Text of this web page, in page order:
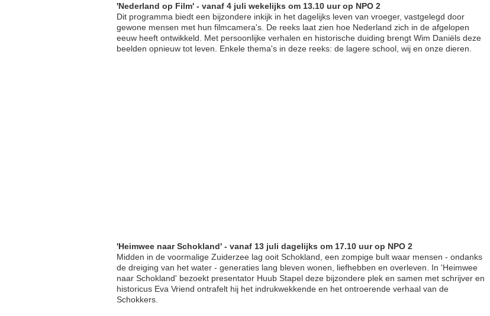
'Nederland op Film' - vanaf 4 juli wekelijks om 13.10 uur op NPO 2
Dit programma biedt een bijzondere inkijk in het dagelijks leven van vroeger, vastgelegd door
gewone mensen met hun filmcamera's. De reeks laat zien hoe Nederland zich in de afgelopen
eeuw heeft ontwikkeld. Met persoonlijke verhalen en historische duiding brengt Wim Daniëls deze
beelden opnieuw tot leven. Enkele thema's in deze reeks: de lagere school, wij en onze dieren.
'Heimwee naar Schokland' - vanaf 13 juli dagelijks om 17.10 uur op NPO 2
Midden in de voormalige Zuiderzee lag ooit Schokland, een zompige bult waar mensen - ondanks
de dreiging van het water - generaties lang bleven wonen, liefhebben en overleven. In 'Heimwee
naar Schokland' bezoekt presentator Huub Stapel deze bijzondere plek en samen met schrijver en
historicus Eva Vriend ontrafelt hij het indrukwekkende en het ontroerende verhaal van de
Schokkers.